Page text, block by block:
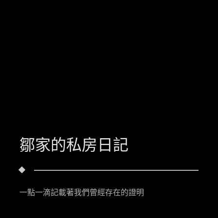
鄒家的私房日記
一點一滴記載著我們曾經存在的證明